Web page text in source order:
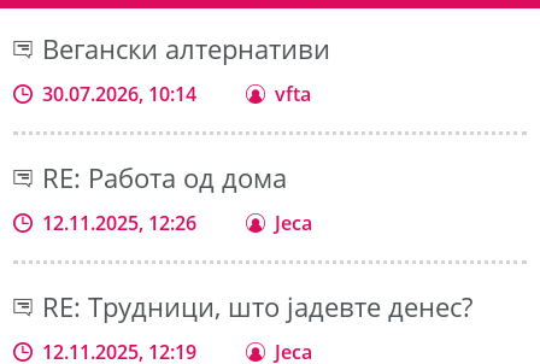
Вегански алтернативи
30.07.2026, 10:14 vfta
RE: Работа од дома
12.11.2025, 12:26 Jeca
RE: Трудници, што јадевте денес?
12.11.2025, 12:19 Jeca